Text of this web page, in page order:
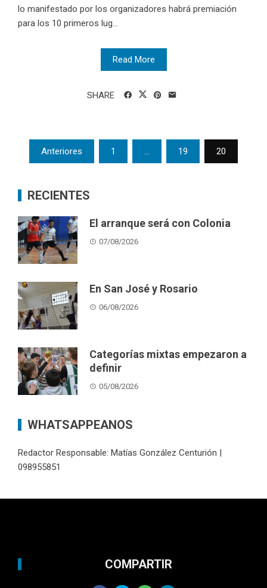
lo manifestado por los organizadores habrá premiación
para los 10 primeros lug...
Read More
SHARE
Posts
pagination
Anteriores 1 … 19 20
RECIENTES
El arranque será con Colonia
07/08/2026
En San José y Rosario
06/08/2026
Categorías mixtas empezaron a
definir
05/08/2026
WHATSAPPEANOS
Redactor Responsable: Matías González Centurión |
098955851
COMPARTIR